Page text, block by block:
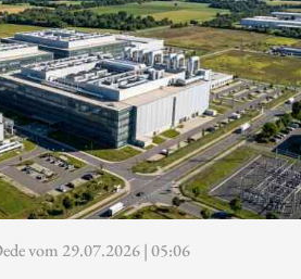
vom 29.07.2026 | 05:06